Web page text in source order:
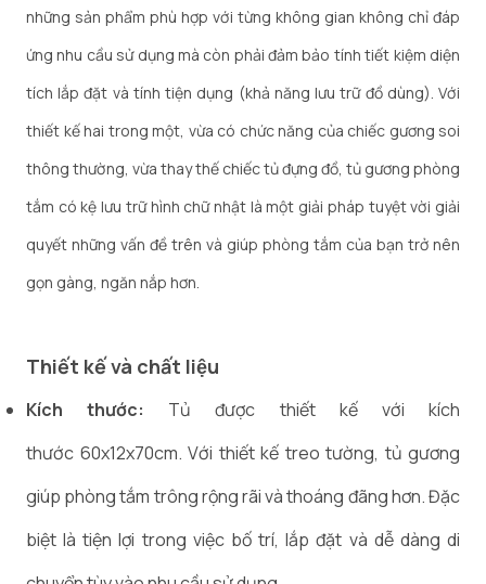
những sản phẩm phù hợp với từng không gian không chỉ đáp
ứng nhu cầu sử dụng mà còn phải đảm bảo tính tiết kiệm diện
tích lắp đặt và tính tiện dụng (khả năng lưu trữ đồ dùng). Với
thiết kế hai trong một, vừa có chức năng của chiếc gương soi
thông thường, vừa thay thế chiếc tủ đựng đồ, tủ gương phòng
tắm có kệ lưu trữ hình chữ nhật là một giải pháp tuyệt vời giải
quyết những vấn đề trên và giúp phòng tắm của bạn trở nên
gọn gàng, ngăn nắp hơn.
Thiết kế và chất liệu
Kích thước: Tủ được thiết kế với kích
thước 60x12x70cm. Với thiết kế treo tường, tủ gương
giúp phòng tắm trông rộng rãi và thoáng đãng hơn. Đặc
biệt là tiện lợi trong việc bố trí, lắp đặt và dễ dàng di